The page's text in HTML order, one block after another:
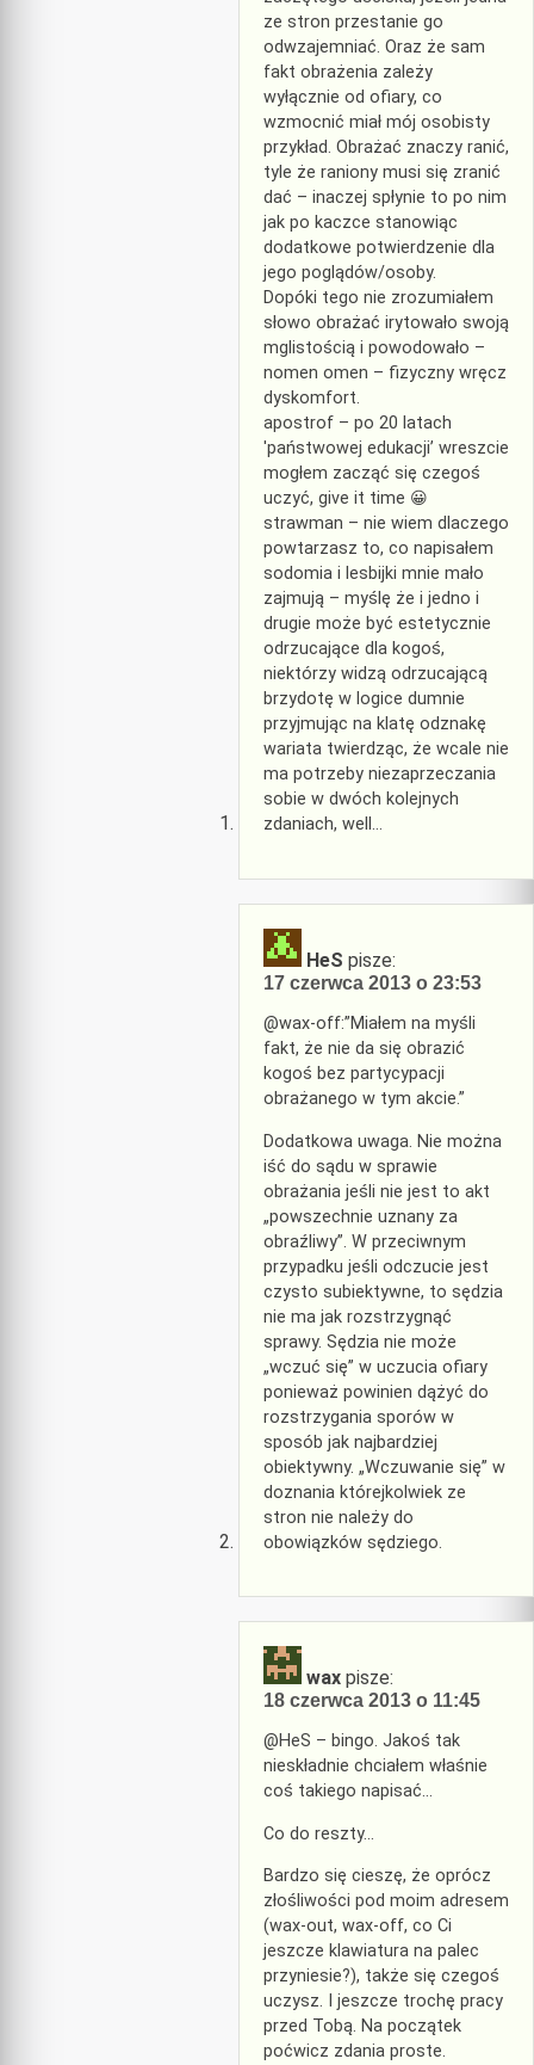
ze stron przestanie go
odwzajemniać. Oraz że sam
fakt obrażenia zależy
wyłącznie od ofiary, co
wzmocnić miał mój osobisty
przykład. Obrażać znaczy ranić,
tyle że raniony musi się zranić
dać – inaczej spłynie to po nim
jak po kaczce stanowiąc
dodatkowe potwierdzenie dla
jego poglądów/osoby.
Dopóki tego nie zrozumiałem
słowo obrażać irytowało swoją
mglistością i powodowało –
nomen omen – fizyczny wręcz
dyskomfort.
apostrof – po 20 latach
'państwowej edukacji’ wreszcie
mogłem zacząć się czegoś
uczyć, give it time 😀
strawman – nie wiem dlaczego
powtarzasz to, co napisałem
sodomia i lesbijki mnie mało
zajmują – myślę że i jedno i
drugie może być estetycznie
odrzucające dla kogoś,
niektórzy widzą odrzucającą
brzydotę w logice dumnie
przyjmując na klatę odznakę
wariata twierdząc, że wcale nie
ma potrzeby niezaprzeczania
sobie w dwóch kolejnych
zdaniach, well…
HeS pisze:
17 czerwca 2013 o 23:53
@wax-off:”Miałem na myśli
fakt, że nie da się obrazić
kogoś bez partycypacji
obrażanego w tym akcie.”
Dodatkowa uwaga. Nie można
iść do sądu w sprawie
obrażania jeśli nie jest to akt
„powszechnie uznany za
obraźliwy”. W przeciwnym
przypadku jeśli odczucie jest
czysto subiektywne, to sędzia
nie ma jak rozstrzygnąć
sprawy. Sędzia nie może
„wczuć się” w uczucia ofiary
ponieważ powinien dążyć do
rozstrzygania sporów w
sposób jak najbardziej
obiektywny. „Wczuwanie się” w
doznania którejkolwiek ze
stron nie należy do
obowiązków sędziego.
wax pisze:
18 czerwca 2013 o 11:45
@HeS – bingo. Jakoś tak
nieskładnie chciałem właśnie
coś takiego napisać…
Co do reszty…
Bardzo się cieszę, że oprócz
złośliwości pod moim adresem
(wax-out, wax-off, co Ci
jeszcze klawiatura na palec
przyniesie?), także się czegoś
uczysz. I jeszcze trochę pracy
przed Tobą. Na początek
poćwicz zdania proste.